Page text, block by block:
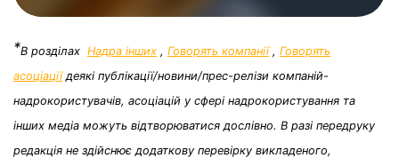
*В розділах Надра інших , Говорять компанії, Говорять
асоціаціїдеякі публікації/новини/прес-релізи компаній-
надрокористувачів, асоціацій у сфері надрокористування та
інших медіа можуть відтворюватися дослівно. В разі передруку
редакція не здійснює додаткову перевірку викладеного,